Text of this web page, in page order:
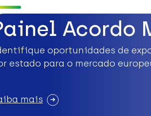
Acordo
oportunidades de
estado para o mercado
mais